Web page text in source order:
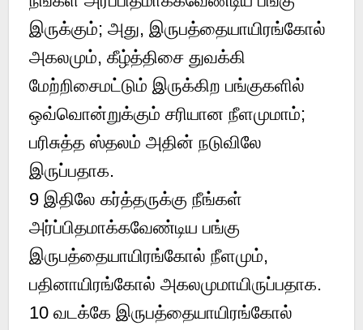
இருக்கும்; அது, இருபத்தையாயிரங்கோல்
அகலமும், கீழ்த்திசை துவக்கி
மேற்றிசைமட்டும் இருக்கிற பங்குகளில்
ஒவ்வொன்றுக்கும் சரியான நீளமுமாம்;
பரிசுத்த ஸ்தலம் அதின் நடுவிலே
இருப்பதாக.
9 இதிலே கர்த்தருக்கு நீங்கள்
அர்ப்பிதமாக்கவேண்டிய பங்கு
இருபத்தையாயிரங்கோல் நீளமும்,
பதினாயிரங்கோல் அகலமுமாயிருப்பதாக.
10 வடக்கே இருபத்தையாயிரங்கோல்